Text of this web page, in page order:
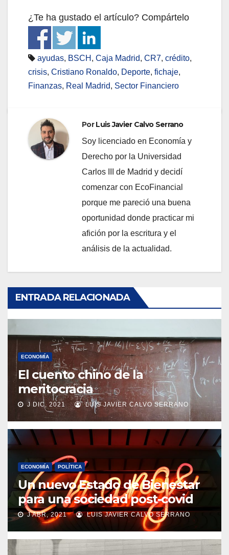
¿Te ha gustado el artículo? Compártelo
ayudas, BSCH , Caja Madrid, CR7, crédito,
crisis, Cristiano Ronaldo, Deporte, fichaje,
Finanzas, Real Madrid, Sector Financiero
PorLuis Javier Calvo Serrano
Soy licenciado en Economía y
Derecho por la Universidad
Carlos III de Madrid y decidí
comenzar con EcoFinancial
porque me pareció una buena
oportunidad donde practicar mi
afición por la escritura y el
análisis de la actualidad.
ENTRADA RELACIONADA
ECONOMÍA
El cuento chino de la
meritocracia
J DIC, 2021 LUIS JAVIER CALVO SERRANO
ECONOMÍA POLÍTICA
Un nuevo Estado de Bienestar
para una sociedad post-covid
J ABR, 2021 LUIS JAVIER CALVO SERRANO